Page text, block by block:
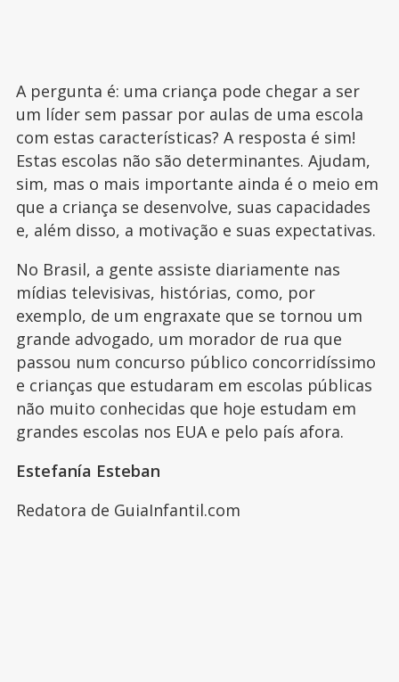
A pergunta é: uma criança pode chegar a ser
um líder sem passar por aulas de uma escola
com estas características? A resposta é sim!
Estas escolas não são determinantes. Ajudam,
sim, mas o mais importante ainda é o meio em
que a criança se desenvolve, suas capacidades
e, além disso, a motivação e suas expectativas.
No Brasil, a gente assiste diariamente nas
mídias televisivas, histórias, como, por
exemplo, de um engraxate que se tornou um
grande advogado, um morador de rua que
passou num concurso público concorridíssimo
e crianças que estudaram em escolas públicas
não muito conhecidas que hoje estudam em
grandes escolas nos EUA e pelo país afora.
Estefanía Esteban
Redatora de GuiaInfantil.com